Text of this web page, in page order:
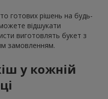
готових рішень на будь-
відшукати
виготовлять букет з
замовленням.
у кожній